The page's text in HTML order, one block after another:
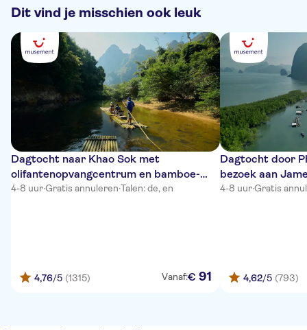
Dit vind je misschien ook leuk
Dagtocht naar Khao Sok met
olifantenopvangcentrum en bamboe-
raften
4-8 uur·Gratis annuleren·Talen: de, en
4,76/5 (1315) Vanaf:€ 91
Dagtocht door
bezoek aan
4-8 uur·Gratis
4,62/5 (793)